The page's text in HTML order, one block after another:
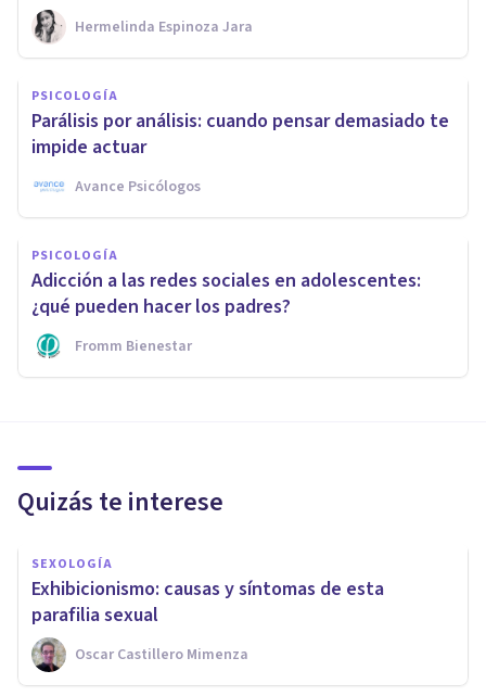
Hermelinda Espinoza Jara
PSICOLOGÍA
Parálisis por análisis: cuando pensar demasiado te
impide actuar
Avance Psicólogos
PSICOLOGÍA
Adicción a las redes sociales en adolescentes:
¿qué pueden hacer los padres?
Fromm Bienestar
Quizás te interese
SEXOLOGÍA
​Exhibicionismo: causas y síntomas de esta
parafilia sexual
Oscar Castillero Mimenza